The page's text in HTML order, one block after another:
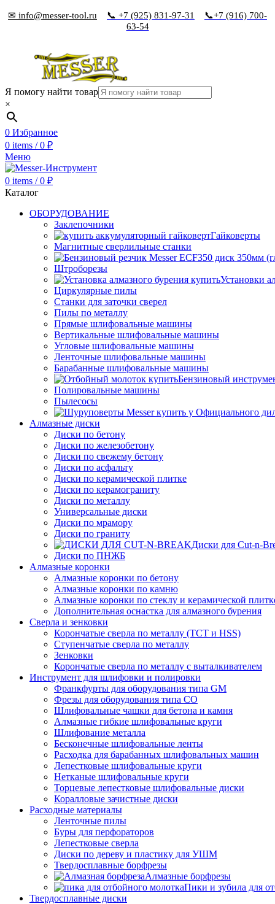
✉ info@messer-tool.ru 📞 +7 (925) 831-97-31
📞+7 (916) 700-
63-54
Я помогу найти товар
×
0 Избранное
0 items / 0 ₽
Меню
0 items / 0 ₽
Каталог
ОБОРУДОВАНИЕ
Заклепочники
Гайковерты
Магнитные сверлильные станки
Штроборезы
Установки
Циркулярные пилы
Станки для заточки сверел
Пилы по металлу
Прямые шлифовальные машины
Вертикальные шлифовальные машины
Угловые шлифовальные машины
Ленточные шлифовальные машины
Барабанные шлифовальные машины
Бензиновый
Полировальные машины
Пылесосы
Алмазные диски
Диски по бетону
Диски по железобетону
Диски по свежему бетону
Диски по асфальту
Диски по керамической плитке
Диски по керамограниту
Диски по металлу
Универсальные диски
Диски по мрамору
Диски по граниту
Диски для Cut-n-
Диски по ПНЖБ
Алмазные коронки
Алмазные коронки по бетону
Алмазные коронки по камню
Алмазные коронки по стеклу и керамической
Дополнительная оснастка для алмазного бурения
Сверла и зенковки
Корончатые сверла по металлу (TCT и HSS)
Ступенчатые сверла по металлу
Зенковки
Корончатые сверла по металлу c выталкивателем
Инструмент для шлифовки и полировки
Франкфурты для оборудования типа GM
Фрезы для оборудования типа СО
Шлифовальные чашки для бетона и камня
Алмазные гибкие шлифовальные круги
Шлифование металла
Бесконечные шлифовальные ленты
Расходка для барабанных шлифовальных машин
Лепестковые шлифовальные круги
Нетканые шлифовальные круги
Торцевые лепестковые шлифовальные диски
Коралловые зачистные диски
Расходные материалы
Ленточные пилы
Буры для перфораторов
Лепестковые сверла
Диски по дереву и пластику для УШМ
Твердосплавные борфрезы
Алмазные борфрезы
Пики и зубила для
Твердосплавные диски